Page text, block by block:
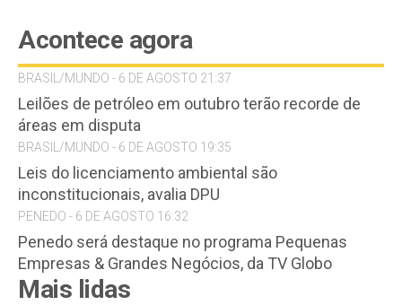
Acontece agora
BRASIL/MUNDO - 6 DE AGOSTO 21:37
Leilões de petróleo em outubro terão recorde de
áreas em disputa
BRASIL/MUNDO - 6 DE AGOSTO 19:35
Leis do licenciamento ambiental são
inconstitucionais, avalia DPU
PENEDO - 6 DE AGOSTO 16:32
Penedo será destaque no programa Pequenas
Empresas & Grandes Negócios, da TV Globo
Mais lidas